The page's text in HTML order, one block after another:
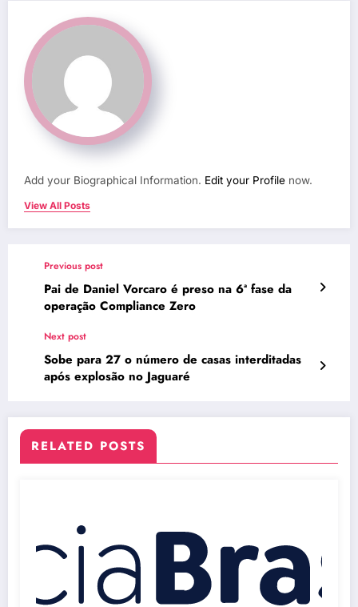
Add your Biographical Information. Edit your Profile now.
View All Posts
Previous post
Pai de Daniel Vorcaro é preso na 6ª fase da
operação Compliance Zero
Next post
Sobe para 27 o número de casas interditadas
após explosão no Jaguaré
RELATED POSTS